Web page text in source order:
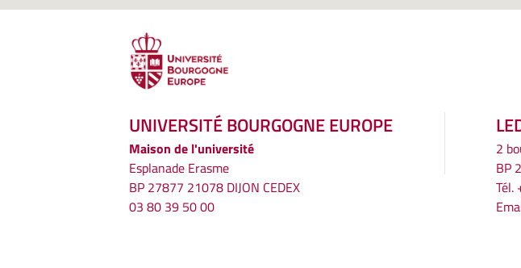
UNIVERSITÉ BOURGOGNE EUROPE
Maison de l'université
Esplanade Erasme
BP 27877 21078 DIJON CEDEX
03 80 39 50 00
2
BP
Tél.